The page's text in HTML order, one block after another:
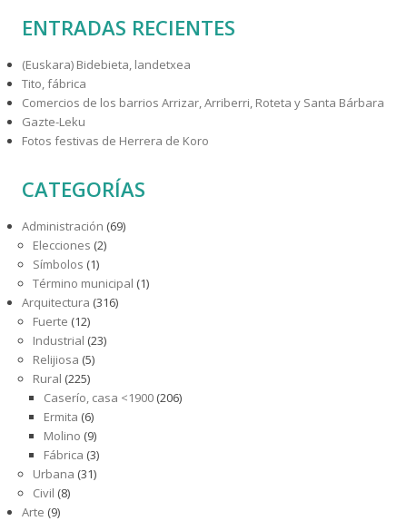
ENTRADAS RECIENTES
(Euskara) Bidebieta, landetxea
Tito, fábrica
Comercios de los barrios Arrizar, Arriberri, Roteta y Santa Bárbara
Gazte-Leku
Fotos festivas de Herrera de Koro
CATEGORÍAS
Administración (69)
Elecciones (2)
Símbolos (1)
Término municipal (1)
Arquitectura (316)
Fuerte (12)
Industrial (23)
Relijiosa (5)
Rural (225)
Caserío, casa <1900 (206)
Ermita (6)
Molino (9)
Fábrica (3)
Urbana (31)
Civil (8)
Arte (9)